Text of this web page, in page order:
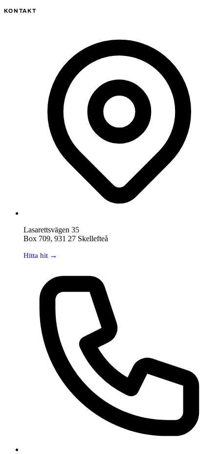
KONTAKT
Lasarettsvägen 35
Box 709, 931 27 Skellefteå
Hitta hit →